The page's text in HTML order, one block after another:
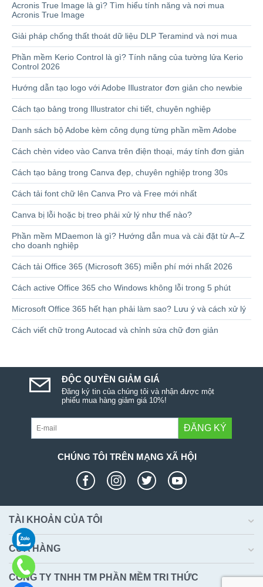
Acronis True Image là gì? Tìm hiểu tính năng và nơi mua
Acronis True Image
Giải pháp chống thất thoát dữ liệu DLP Teramind và nơi mua
Phần mềm Kerio Control là gì? Tính năng của tường lửa Kerio
Control 2026
Hướng dẫn tạo logo với Adobe Illustrator đơn giản cho newbie
Cách tạo bảng trong Illustrator chi tiết, chuyên nghiệp
Danh sách bộ Adobe kèm công dụng từng phần mềm Adobe
Cách chèn video vào Canva trên điện thoại, máy tính đơn giản
Cách tạo bảng trong Canva đẹp, chuyên nghiệp trong 30s
Cách tải font chữ lên Canva Pro và Free mới nhất
Canva bị lỗi hoặc bị treo phải xử lý như thế nào?
Phần mềm MDaemon là gì? Hướng dẫn mua và cài đặt từ A–Z
cho doanh nghiệp
Cách tải Office 365 (Microsoft 365) miễn phí mới nhất 2026
Cách active Office 365 cho Windows không lỗi trong 5 phút
Microsoft Office 365 hết hạn phải làm sao? Lưu ý và cách xử lý
Cách viết chữ trong Autocad và chỉnh sửa chữ đơn giản
ĐỘC QUYỀN GIẢM GIÁ
Đăng ký tin của chúng tôi và nhận được một
phiếu mua hàng giảm giá 10%!
ĐĂNG KÝ
CHÚNG TÔI TRÊN MẠNG XÃ HỘI
TÀI KHOẢN CỦA TÔI
CỬA HÀNG
CÔNG TY TNHH TM PHẦN MỀM TRI THỨC